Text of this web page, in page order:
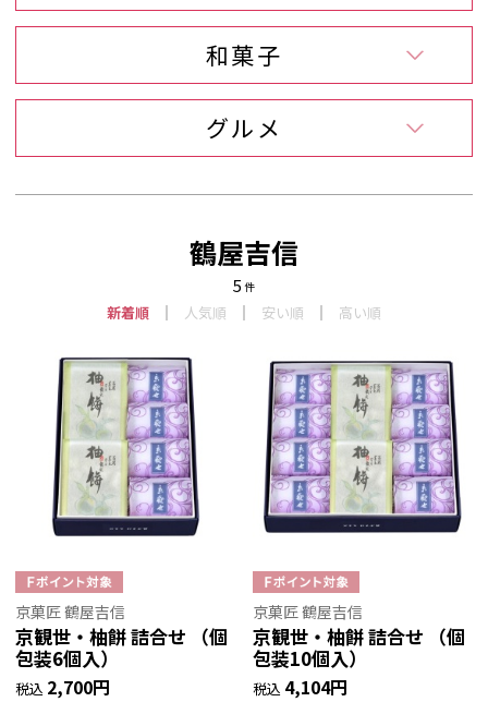
和菓子
グルメ
鶴屋吉信
5 件
新着順 人気順 安い順 高い順
京菓匠 鶴屋吉信
京観世・柚餅 詰合せ （個
包装6個入）
税込 2,700円
京菓匠 鶴屋吉信
京観世・柚餅 詰合せ （個
包装10個入）
税込 4,104円